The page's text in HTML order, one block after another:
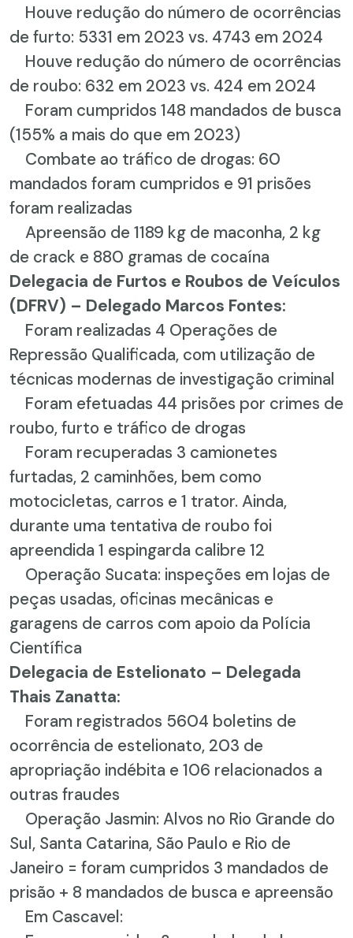
Houve redução do número de ocorrências
de furto: 5331 em 2023 vs. 4743 em 2024
Houve redução do número de ocorrências
de roubo: 632 em 2023 vs. 424 em 2024
Foram cumpridos 148 mandados de busca
(155% a mais do que em 2023)
Combate ao tráfico de drogas: 60
mandados foram cumpridos e 91 prisões
foram realizadas
Apreensão de 1189 kg de maconha, 2 kg
de crack e 880 gramas de cocaína
Delegacia de Furtos e Roubos de Veículos
(DFRV) – Delegado Marcos Fontes:
Foram realizadas 4 Operações de
Repressão Qualificada, com utilização de
técnicas modernas de investigação criminal
Foram efetuadas 44 prisões por crimes de
roubo, furto e tráfico de drogas
Foram recuperadas 3 camionetes
furtadas, 2 caminhões, bem como
motocicletas, carros e 1 trator. Ainda,
durante uma tentativa de roubo foi
apreendida 1 espingarda calibre 12
Operação Sucata: inspeções em lojas de
peças usadas, oficinas mecânicas e
garagens de carros com apoio da Polícia
Científica
Delegacia de Estelionato – Delegada
Thais Zanatta:
Foram registrados 5604 boletins de
ocorrência de estelionato, 203 de
apropriação indébita e 106 relacionados a
outras fraudes
Operação Jasmin: Alvos no Rio Grande do
Sul, Santa Catarina, São Paulo e Rio de
Janeiro = foram cumpridos 3 mandados de
prisão + 8 mandados de busca e apreensão
Em Cascavel: